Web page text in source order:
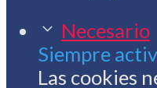
Necesario
Siempre
Las cookies